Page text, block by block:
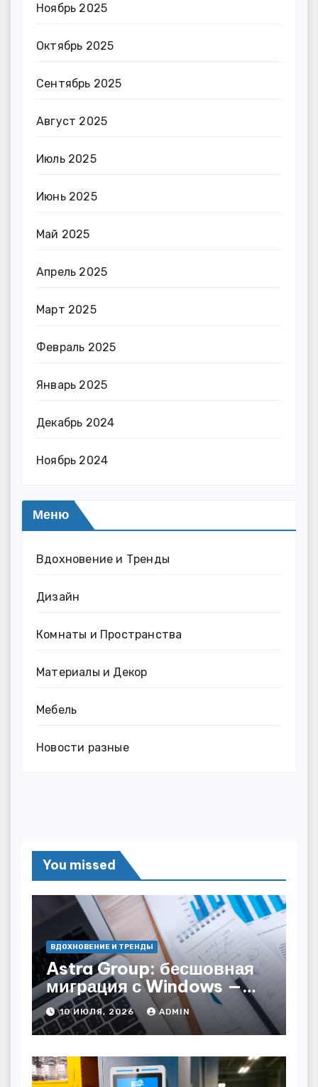
Ноябрь 2025
Октябрь 2025
Сентябрь 2025
Август 2025
Июль 2025
Июнь 2025
Май 2025
Апрель 2025
Март 2025
Февраль 2025
Январь 2025
Декабрь 2024
Ноябрь 2024
Меню
Вдохновение и Тренды
Дизайн
Комнаты и Пространства
Материалы и Декор
Мебель
Новости разные
You missed
ВДОХНОВЕНИЕ И ТРЕНДЫ
Astra Group: бесшовная
миграция с Windows —
как сохранить бизнес-
непрерывность
10 ИЮЛЯ, 2026 ADMIN